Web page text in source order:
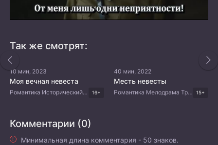
Так же смотрят:
10 мин, 2023
Моя вечная невеста
Романтика Исторический Китайские дорамы 16+
40 мин, 2022
Месть невесты
Романтика Мелодрама Триллер Драма Корейские дорамы 15+
Комментарии (0)
Минимальная длина комментария - 50 знаков.